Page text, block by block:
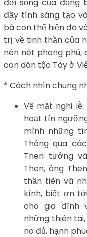
đời sống của đồng
đầy tính sáng tạo
bà con thể hiện đã
trị về tinh thần của
nên nét phong phú,
con dân tộc Tày ở
* Cách nhìn chung
Về mặt nghi
hoạt tín
mình những
Thông qua
Then tướng
Then, ông
thần tiên và
kính, biết ơn
cho gia đình
những thiên
no đủ, hạnh